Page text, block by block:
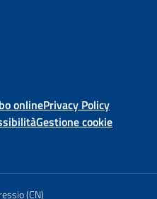
onlinePrivacy Policy
Gestione cookie
(CN)